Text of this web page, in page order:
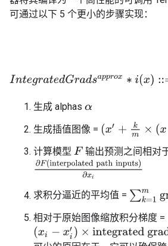
可通过以下 5 个更小的步骤实现：
生成 alphas α
生成插值图像 = (x′+ km ×(x −x )
计算模型 F 输出预测之间相对
∂F(interpolated path inputs
求积分逼近的平均值 = ∑k=1
相对于原始图像缩放积分梯度 =
(xi− xi′) ×integrated gradients